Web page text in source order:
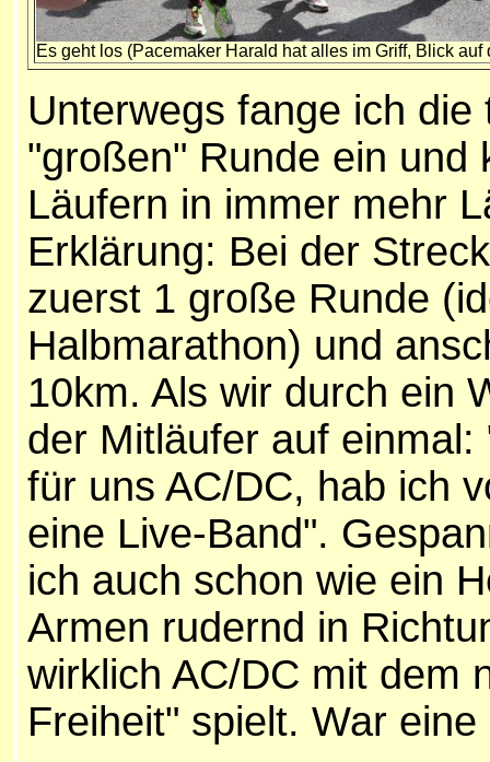
Es geht los (Pacemaker Harald hat alles im Griff, Blick auf
Unterwegs fange ich
"großen" Runde ein und
Läufern in immer mehr
Erklärung: Bei der
zuerst 1 große Runde
Halbmarathon) und
10km. Als wir durch ein
der Mitläufer auf
für uns AC/DC, hab ich
eine Live-Band".
ich auch schon wie ein
Armen rudernd in
wirklich AC/DC mit dem
Freiheit" spielt. War